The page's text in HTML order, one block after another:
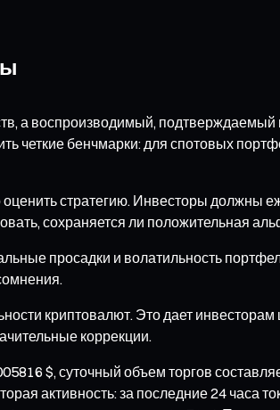
а воспроизводимый,
бенчмарки: для спотовых
стратегию. Инвесторы должны
сохраняется ли положительная
просадки и волатильность
криптовалют. Это дает
коррекции.
$, суточный объем торгов
активность: за последние 24 часа